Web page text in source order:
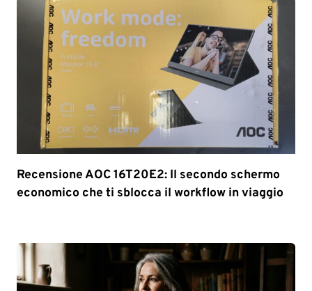
Recensione AOC 16T20E2: Il secondo schermo
economico che ti sblocca il workflow in viaggio